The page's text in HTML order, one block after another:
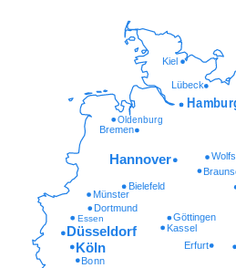
Bonn
Erfurt
Kassel
Göttingen
Essen
Dortmund
Münster
Bielefeld
Oldenburg
Lübeck
Kiel
Köln
Düsseldorf
Hannover
Bremen